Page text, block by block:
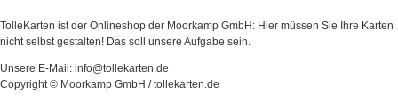
TolleKarten ist der Onlineshop der Moorkamp GmbH: Hier müssen Sie Ihre Karten
nicht selbst gestalten! Das soll unsere Aufgabe sein.
Unsere E-Mail: info@tollekarten.de
Copyright © Moorkamp GmbH / tollekarten.de